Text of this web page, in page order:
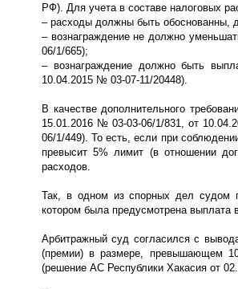
РФ). Для учета в составе налоговых
– расходы должны быть обоснованны,
– вознаграждение не должно
06/1/665);
– вознаграждение должно быть
10.04.2015 № 03-07-11/20448).
В качестве дополнительного
15.01.2016 № 03-03-06/1/831, от
06/1/449). То есть, если при
превысит 5% лимит (в отношении
расходов.
Так, в одном из спорных дел судом
котором была предусмотрена выплата
Арбитражный суд согласился с
(премии) в размере, превышающем
(решение АС Республики Хакасия от